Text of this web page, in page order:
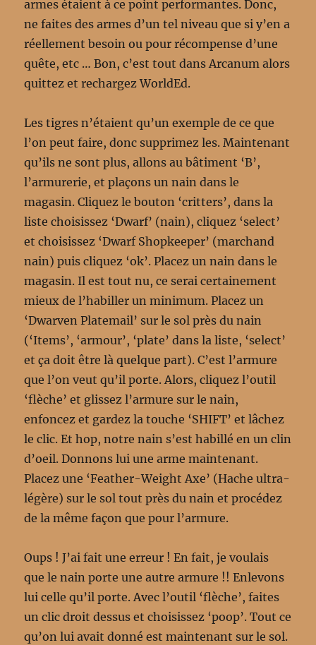
armes étaient à ce point performantes. Donc,
ne faites des armes d’un tel niveau que si y’en a
réellement besoin ou pour récompense d’une
quête, etc … Bon, c’est tout dans Arcanum alors
quittez et rechargez WorldEd.
Les tigres n’étaient qu’un exemple de ce que
l’on peut faire, donc supprimez les. Maintenant
qu’ils ne sont plus, allons au bâtiment ‘B’,
l’armurerie, et plaçons un nain dans le
magasin. Cliquez le bouton ‘critters’, dans la
liste choisissez ‘Dwarf’ (nain), cliquez ‘select’
et choisissez ‘Dwarf Shopkeeper’ (marchand
nain) puis cliquez ‘ok’. Placez un nain dans le
magasin. Il est tout nu, ce serai certainement
mieux de l’habiller un minimum. Placez un
‘Dwarven Platemail’ sur le sol près du nain
(‘Items’, ‘armour’, ‘plate’ dans la liste, ‘select’
et ça doit être là quelque part). C’est l’armure
que l’on veut qu’il porte. Alors, cliquez l’outil
‘flèche’ et glissez l’armure sur le nain,
enfoncez et gardez la touche ‘SHIFT’ et lâchez
le clic. Et hop, notre nain s’est habillé en un clin
d’oeil. Donnons lui une arme maintenant.
Placez une ‘Feather-Weight Axe’ (Hache ultra-
légère) sur le sol tout près du nain et procédez
de la même façon que pour l’armure.
Oups ! J’ai fait une erreur ! En fait, je voulais
que le nain porte une autre armure !! Enlevons
lui celle qu’il porte. Avec l’outil ‘flèche’, faites
un clic droit dessus et choisissez ‘poop’. Tout ce
qu’on lui avait donné est maintenant sur le sol.